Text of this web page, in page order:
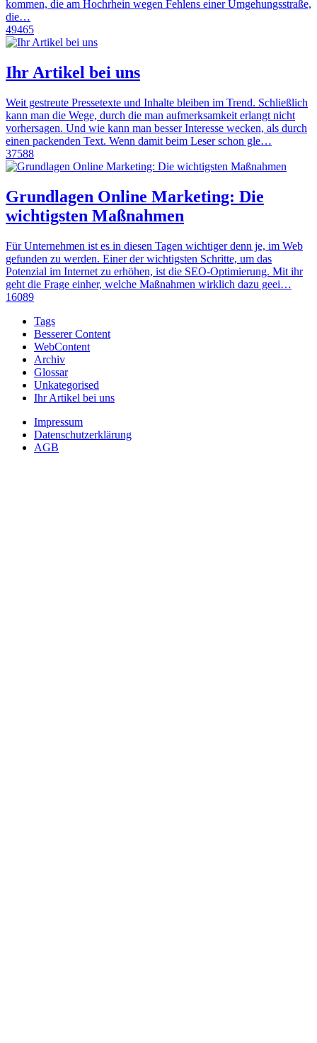
kommen, die am Hochrhein wegen Fehlens einer Umgehungsstraße,
die…
49465
Ihr Artikel bei uns
Weit gestreute Pressetexte und Inhalte bleiben im Trend. Schließlich
kann man die Wege, durch die man aufmerksamkeit erlangt nicht
vorhersagen. Und wie kann man besser Interesse wecken, als durch
einen packenden Text. Wenn damit beim Leser schon gle…
37588
Grundlagen Online Marketing: Die
wichtigsten Maßnahmen
Für Unternehmen ist es in diesen Tagen wichtiger denn je, im Web
gefunden zu werden. Einer der wichtigsten Schritte, um das
Potenzial im Internet zu erhöhen, ist die SEO-Optimierung. Mit ihr
geht die Frage einher, welche Maßnahmen wirklich dazu geei…
16089
Tags
Besserer Content
WebContent
Archiv
Glossar
Unkategorised
Ihr Artikel bei uns
Impressum
Datenschutzerklärung
AGB